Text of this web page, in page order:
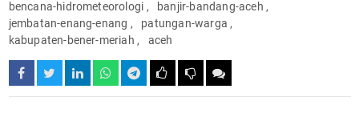
bencana-hidrometeorologi , banjir-bandang-aceh ,
jembatan-enang-enang , patungan-warga ,
kabupaten-bener-meriah , aceh